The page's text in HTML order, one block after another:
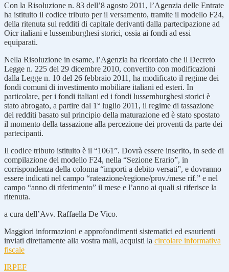
Con la Risoluzione n. 83 dell’8 agosto 2011, l’Agenzia delle Entrate
ha istituito il codice tributo per il versamento, tramite il modello F24,
della ritenuta sui redditi di capitale derivanti dalla partecipazione ad
Oicr italiani e lussemburghesi storici, ossia ai fondi ad essi
equiparati.
Nella Risoluzione in esame, l’Agenzia ha ricordato che il Decreto
Legge n. 225 del 29 dicembre 2010, convertito con modificazioni
dalla Legge n. 10 del 26 febbraio 2011, ha modificato il regime dei
fondi comuni di investimento mobiliare italiani ed esteri. In
particolare, per i fondi italiani ed i fondi lussemburghesi storici è
stato abrogato, a partire dal 1° luglio 2011, il regime di tassazione
dei redditi basato sul principio della maturazione ed è stato spostato
il momento della tassazione alla percezione dei proventi da parte dei
partecipanti.
Il codice tributo istituito è il “1061”. Dovrà essere inserito, in sede di
compilazione del modello F24, nella “Sezione Erario”, in
corrispondenza della colonna “importi a debito versati”, e dovranno
essere indicati nel campo “rateazione/regione/prov./mese rif.” e nel
campo “anno di riferimento” il mese e l’anno ai quali si riferisce la
ritenuta.
a cura dell’Avv. Raffaella De Vico.
Maggiori informazioni e approfondimenti sistematici ed esaurienti
inviati direttamente alla vostra mail, acquisti la circolare informativa
fiscale
IRPEF